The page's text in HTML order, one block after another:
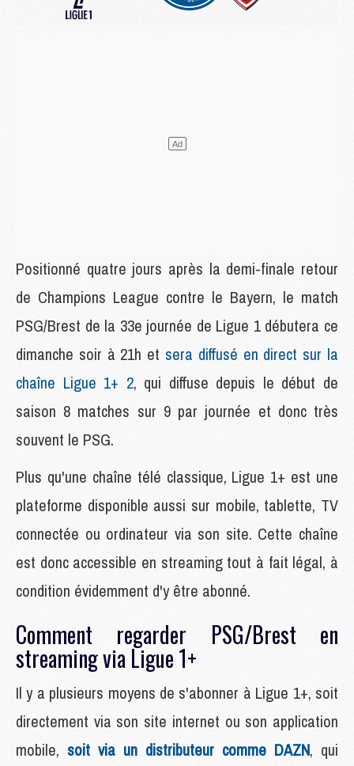
Positionné quatre jours après la demi-finale retour
de Champions League contre le Bayern, le match
PSG/Brest de la 33e journée de Ligue 1 débutera ce
dimanche soir à 21h et sera diffusé en direct sur la
chaîne Ligue 1+ 2, qui diffuse depuis le début de
saison 8 matches sur 9 par journée et donc très
souvent le PSG.
Plus qu'une chaîne télé classique, Ligue 1+ est une
plateforme disponible aussi sur mobile, tablette, TV
connectée ou ordinateur via son site. Cette chaîne
est donc accessible en streaming tout à fait légal, à
condition évidemment d'y être abonné.
Comment regarder PSG/Brest en
streaming via Ligue 1+
Il y a plusieurs moyens de s'abonner à Ligue 1+, soit
directement via son site internet ou son application
mobile, soit via un distributeur comme DAZN, qui